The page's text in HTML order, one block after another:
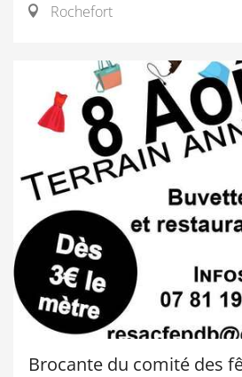
Rochefort
Brocante du comité des